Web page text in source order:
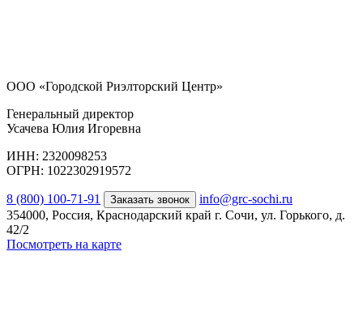
ООО «Городской Риэлторский Центр»
Генеральный директор
Усачева Юлия Игоревна
ИНН: 2320098253
ОГРН: 1022302919572
8 (800) 100-71-91 Заказать звонок
info@grc-sochi.ru
354000, Россия, Краснодарский край г. Сочи, ул. Горького, д.
42/2
Посмотреть на карте